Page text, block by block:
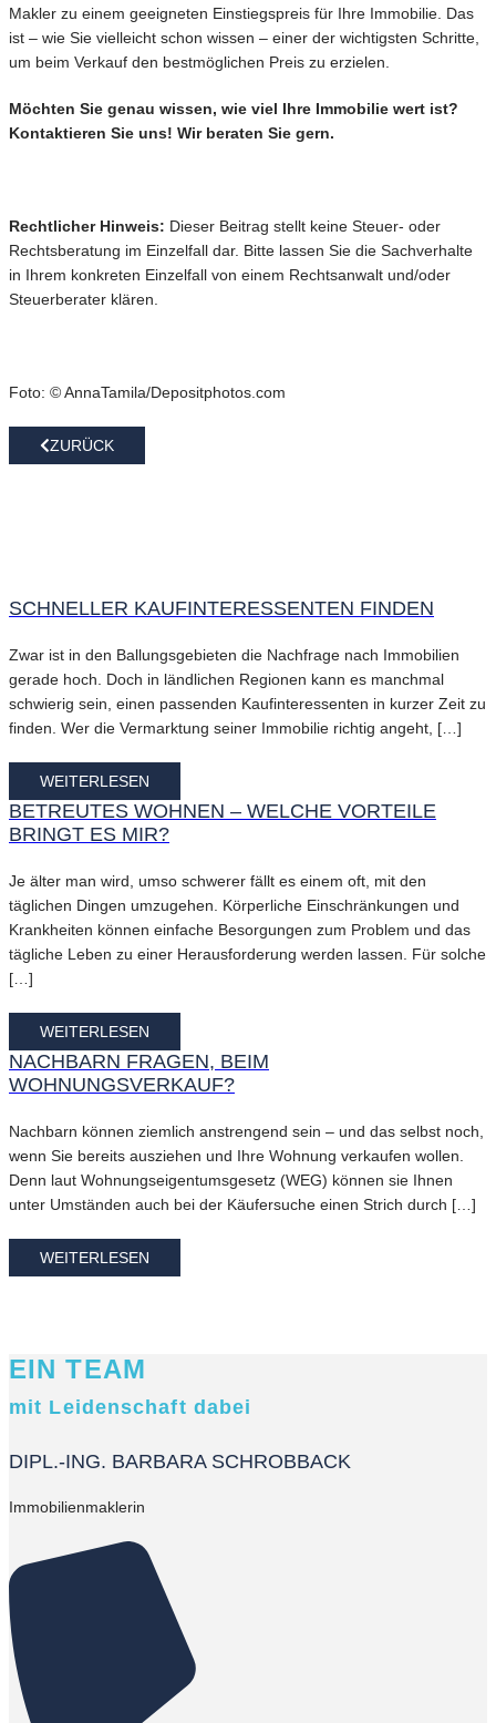
Makler zu einem geeigneten Einstiegspreis für Ihre Immobilie. Das
ist – wie Sie vielleicht schon wissen – einer der wichtigsten Schritte,
um beim Verkauf den bestmöglichen Preis zu erzielen.
Möchten Sie genau wissen, wie viel Ihre Immobilie wert ist?
Kontaktieren Sie uns! Wir beraten Sie gern.
Rechtlicher Hinweis: Dieser Beitrag stellt keine Steuer- oder
Rechtsberatung im Einzelfall dar. Bitte lassen Sie die Sachverhalte
in Ihrem konkreten Einzelfall von einem Rechtsanwalt und/oder
Steuerberater klären.
Foto: © AnnaTamila/Depositphotos.com
ZURÜCK
SCHNELLER KAUFINTERESSENTEN FINDEN
Zwar ist in den Ballungsgebieten die Nachfrage nach Immobilien
gerade hoch. Doch in ländlichen Regionen kann es manchmal
schwierig sein, einen passenden Kaufinteressenten in kurzer Zeit zu
finden. Wer die Vermarktung seiner Immobilie richtig angeht, […]
WEITERLESEN
BETREUTES WOHNEN – WELCHE VORTEILE
BRINGT ES MIR?
Je älter man wird, umso schwerer fällt es einem oft, mit den
täglichen Dingen umzugehen. Körperliche Einschränkungen und
Krankheiten können einfache Besorgungen zum Problem und das
tägliche Leben zu einer Herausforderung werden lassen. Für solche
[…]
WEITERLESEN
NACHBARN FRAGEN, BEIM
WOHNUNGSVERKAUF?
Nachbarn können ziemlich anstrengend sein – und das selbst noch,
wenn Sie bereits ausziehen und Ihre Wohnung verkaufen wollen.
Denn laut Wohnungseigentumsgesetz (WEG) können sie Ihnen
unter Umständen auch bei der Käufersuche einen Strich durch […]
WEITERLESEN
EIN TEAM
mit Leidenschaft dabei
DIPL.-ING. BARBARA SCHROBBACK
Immobilienmaklerin